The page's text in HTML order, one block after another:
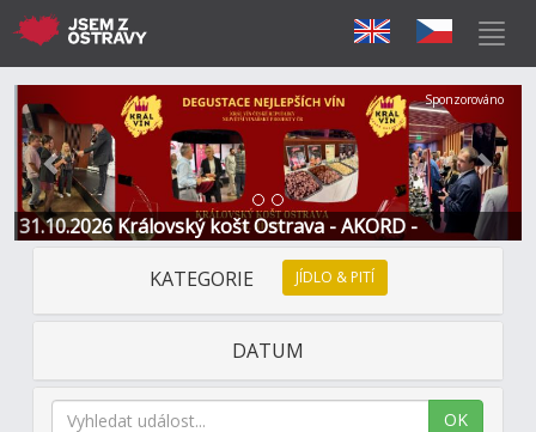
31.10.2026 Královský košt Ostrava - AKORD -
Restaurace a Hotel
Předchozí Další
Sponzorováno
KATEGORIE JÍDLO & PITÍ
DATUM
OK